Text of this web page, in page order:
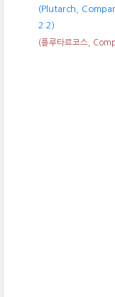
(Plutarch,
2:2)
(플루타르코스,